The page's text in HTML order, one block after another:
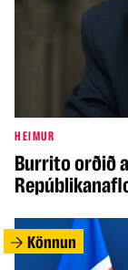
HEIMUR
Burrito orðið
Könnun